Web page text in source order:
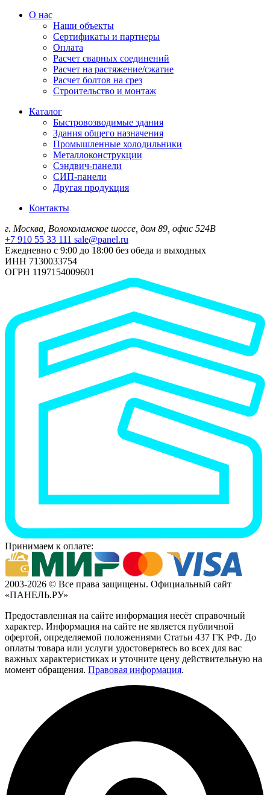
О нас
Наши объекты
Сертификаты и партнеры
Оплата
Расчет сварных соединений
Расчет на растяжение/сжатие
Расчет болтов на срез
Строительство и монтаж
Каталог
Быстровозводимые здания
Здания общего назначения
Промышленные холодильники
Металлоконструкции
Сэндвич-панели
СИП-панели
Другая продукция
Контакты
г. Москва, Волоколамское шоссе, дом 89, офис 524В
+7 910 55 33 111 sale@panel.ru
Ежедневно с 9:00 до 18:00 без обеда и выходных
ИНН 7130033754
ОГРН 1197154009601
Принимаем к оплате:
2003-2026 © Все права защищены. Официальный сайт
«ПАНЕЛЬ.РУ»
Предоставленная на сайте информация несёт справочный
характер. Информация на сайте не является публичной
офертой, определяемой положениями Статьи 437 ГК РФ. До
оплаты товара или услуги удостоверьтесь во всех для вас
важных характеристиках и уточните цену действительную на
момент обращения. Правовая информация.